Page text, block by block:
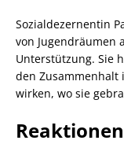
Sozialdezernentin
von Jugendräumen
Unterstützung. Sie
den
wirken, wo sie